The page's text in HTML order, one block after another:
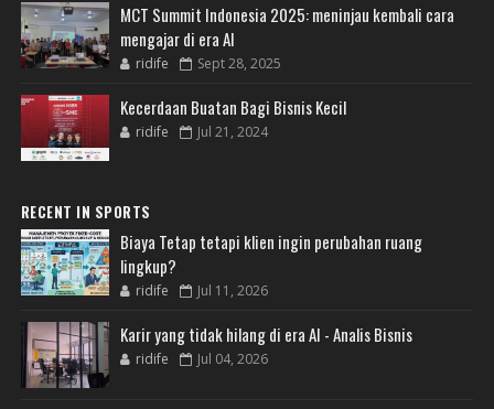
MCT Summit Indonesia 2025: meninjau kembali cara
mengajar di era AI
ridife Sept 28, 2025
Kecerdaan Buatan Bagi Bisnis Kecil
ridife Jul 21, 2024
RECENT IN SPORTS
Biaya Tetap tetapi klien ingin perubahan ruang
lingkup?
ridife Jul 11, 2026
Karir yang tidak hilang di era AI - Analis Bisnis
ridife Jul 04, 2026